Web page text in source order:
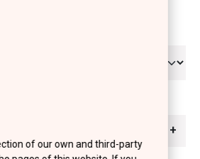
+
of our own and third-party